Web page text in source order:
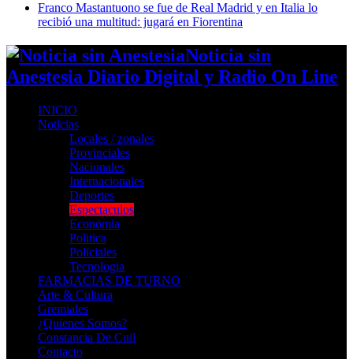
Franco Mastantuono se fue de Real Madrid y en Italia lo
recibió una multitud: jugará en Fiorentina
Noticia sin
Anestesia Diario Digital y Radio On Line
INICIO
Noticias
Locales / zonales
Provinciales
Nacionales
Internacionales
Deportes
Espectaculos
Economia
Politica
Policiales
Tecnologia
FARMACIAS DE TURNO
Arte & Cultura
Gremiales
¿Quienes Somos?
Constancia De Cuil
Contacto